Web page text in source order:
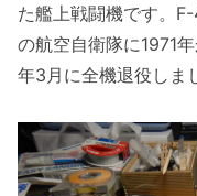
た艦上戦闘機です。
の航空自衛隊に1971
年3月に全機退役しま